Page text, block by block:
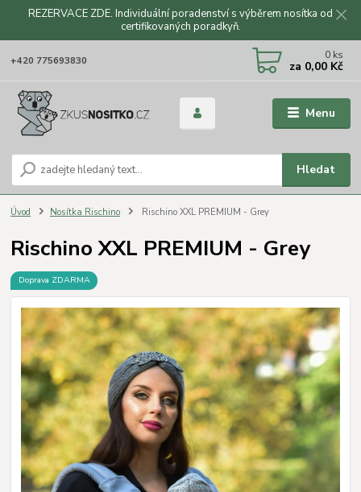
REZERVACE ZDE. Individuální poradenství s výběrem nosítka od
certifikovaných poradkyň.
Menu
Hledat
+420 775693830 0 ks
za 0,00 Kč
Úvod Nosítka Rischino Rischino XXL PREMIUM - Grey
Rischino XXL PREMIUM - Grey
Doprava ZDARMA